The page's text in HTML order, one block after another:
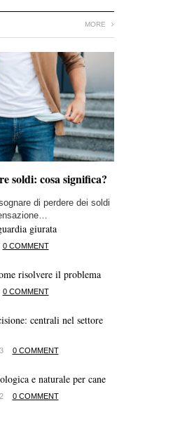
MORE
soldi: cosa significa?
di perdere dei soldi
giurata
0 COMMENT
risolvere il problema
0 COMMENT
centrali nel settore
0 COMMENT
e naturale per cane
0 COMMENT